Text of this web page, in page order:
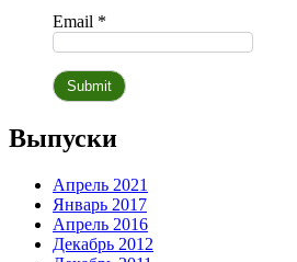
Email *
Выпуски
Апрель 2021
Январь 2017
Апрель 2016
Декабрь 2012